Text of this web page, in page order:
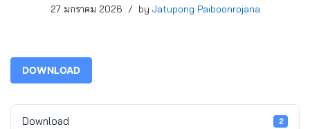
27 มกราคม 2026 by Jatupong Paiboonrojana
DOWNLOAD
Download 2